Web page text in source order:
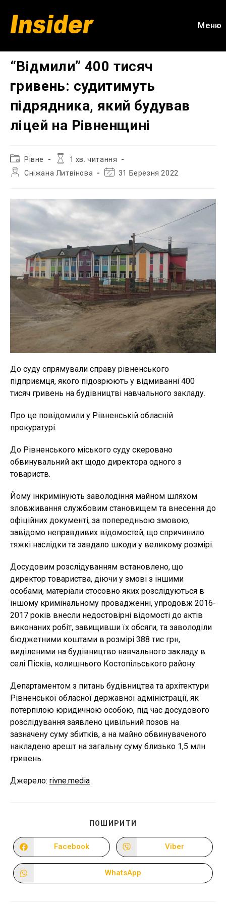
вмісту
Меню
“Відмили” 400 тисяч
гривень: судитимуть
підрядника, який будував
ліцей на Рівненщині
Категорія
запису:
Рівне
Час
1 хв. читання
АвторСніжана Литвінова
Остання31 Березня 2022
До суду спрямували справу рівненського
підприємця, якого підозрюють у відмиванні 400
тисяч гривень на будівництві навчального закладу.
Про це повідомили у Рівненській обласній
прокуратурі.
До Рівненського міського суду скеровано
обвинувальний акт щодо директора одного з
товариств.
Йому інкримінують заволодіння майном шляхом
зловживання службовим становищем та внесення до
офіційних документі, за попередньою змовою,
завідомо неправдивих відомостей, що спричинило
тяжкі наслідки та завдало шкоди у великому розмірі.
Досудовим розслідуванням встановлено, що
директор товариства, діючи у змові з іншими
особами, матеріали стосовно яких розслідуються в
іншому кримінальному провадженні, упродовж 2016-
2017 років внесли недостовірні відомості до актів
виконаних робіт, завищивши їх обсяги, та заволоділи
бюджетними коштами в розмірі 388 тис грн,
виділеними на будівництво навчального закладу в
селі Пісків, колишнього Костопільського району.
Департаментом з питань будівництва та архітектури
Рівненської обласної державної адміністрації, як
потерпілою юридичною особою, під час досудового
розслідування заявлено цивільний позов на
зазначену суму збитків, а на майно обвинуваченого
накладено арешт на загальну суму близько 1,5 млн
гривень.
Джерело: rivne.media
ПОШИРИТИ
ВМІСТОМ
Відкрити
в
новому
Facebook
Відкрити
в
новому
Viber
Відкрити
в
WhatsApp